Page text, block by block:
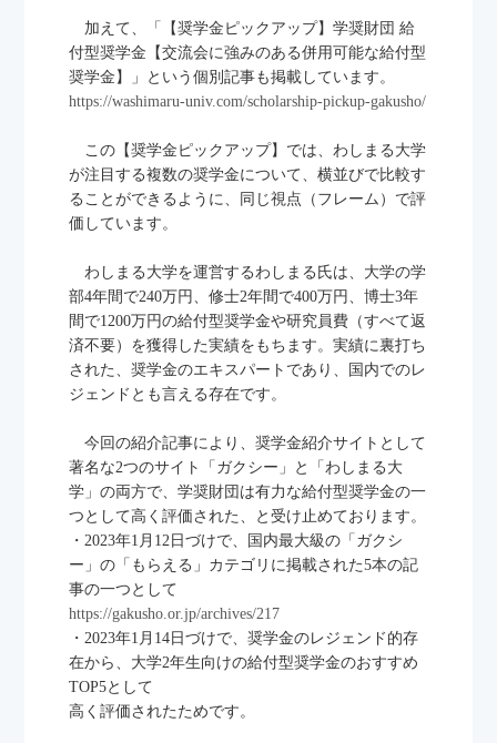
財団について
アルバム
奨学生のメッセージ
社会人（関係者）のメッセージ
応募ログインと新規登録
よくあるご質問（FAQ）
寄付や協賛のお願い
企業向け資料請求
選考結果の開示
ログイン
加えて、「【奨学金ピックアップ】学奨財団 給
付型奨学金【交流会に強みのある併用可能な給付型
奨学金】」という個別記事も掲載しています。
https://washimaru-univ.com/scholarship-pickup-gakusho/
この【奨学金ピックアップ】では、わしまる大学
が注目する複数の奨学金について、横並びで比較す
ることができるように、同じ視点（フレーム）で評
価しています。
わしまる大学を運営するわしまる氏は、大学の学
部4年間で240万円、修士2年間で400万円、博士3年
間で1200万円の給付型奨学金や研究員費（すべて返
済不要）を獲得した実績をもちます。実績に裏打ち
された、奨学金のエキスパートであり、国内でのレ
ジェンドとも言える存在です。
今回の紹介記事により、奨学金紹介サイトとして
著名な2つのサイト「ガクシー」と「わしまる大
学」の両方で、学奨財団は有力な給付型奨学金の一
つとして高く評価された、と受け止めております。
・2023年1月12日づけで、国内最大級の「ガクシ
ー」の「もらえる」カテゴリに掲載された5本の記
事の一つとして
https://gakusho.or.jp/archives/217
・2023年1月14日づけで、奨学金のレジェンド的存
在から、大学2年生向けの給付型奨学金のおすすめ
TOP5として
高く評価されたためです。